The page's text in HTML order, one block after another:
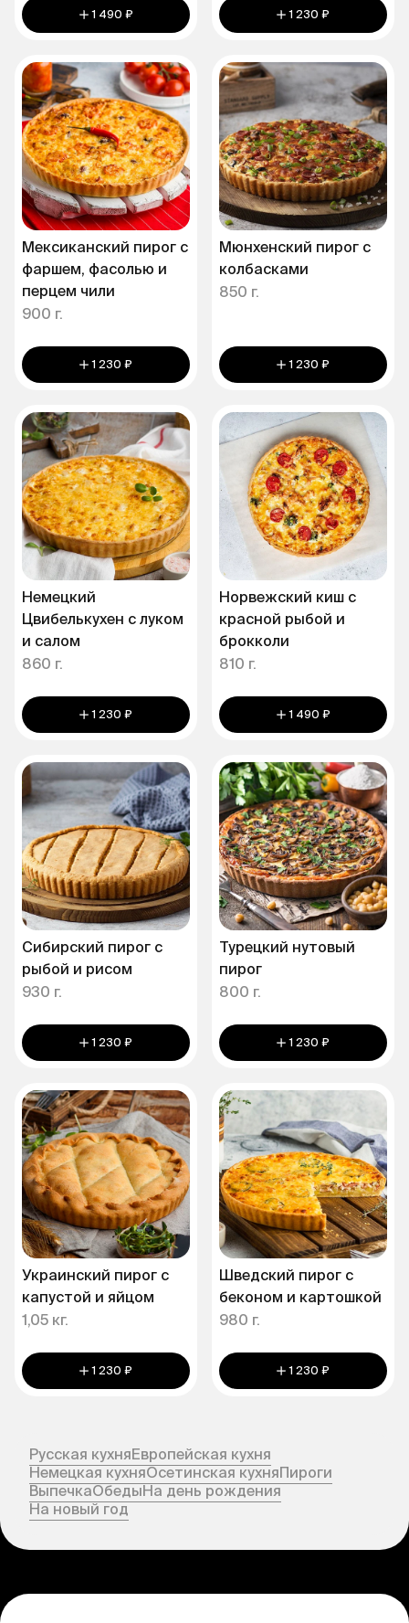
1 490 ₽ 1 230 ₽
Мексиканский пирог с
фаршем, фасолью и
перцем чили
900 г.
1 230 ₽
Мюнхенский пирог с
колбасками
850 г.
1 230 ₽
Немецкий
Цвибелькухен с луком
и салом
860 г.
1 230 ₽
Норвежский киш с
красной рыбой и
брокколи
810 г.
1 490 ₽
Сибирский пирог с
рыбой и рисом
930 г.
1 230 ₽
Турецкий нутовый
пирог
800 г.
1 230 ₽
Украинский пирог с
капустой и яйцом
1,05 кг.
1 230 ₽
Шведский пирог с
беконом и картошкой
980 г.
1 230 ₽
Русская кухняЕвропейская кухня
Немецкая кухняОсетинская кухня Пироги
ВыпечкаОбедыНа день рождения
На новый год